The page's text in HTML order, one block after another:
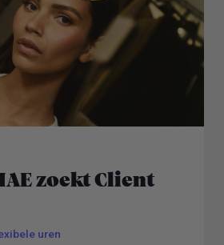
zoekt Client
uren